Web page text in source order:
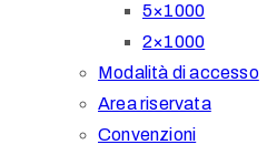
5×1000
2×1000
Modalità di accesso
Area riservata
Convenzioni